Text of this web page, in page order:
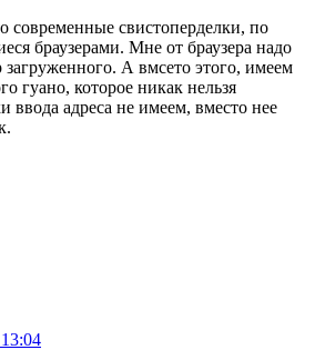
современные свистоперделки, по
браузерами. Мне от браузера надо
загруженного. А вмсето этого, имеем
гуано, которое никак нельзя
ввода адреса не имеем, вместо нее